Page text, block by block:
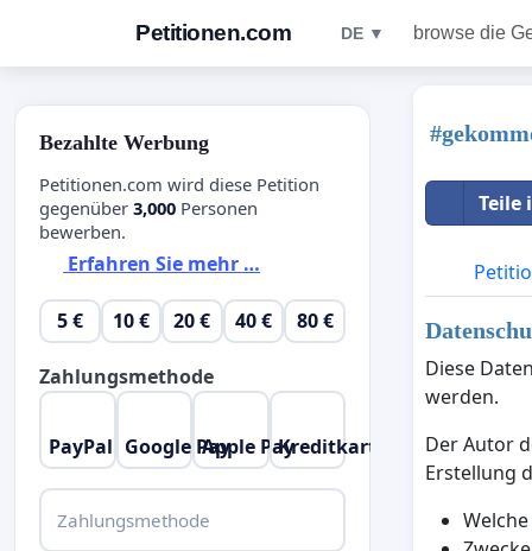
Petitionen.com DE ▼ browse die
Teile
Diese
werden.
Der Autor
Erstellung
Bezahlte Werbung
Petitionen.com wird diese Petition
gegenüber 3,000 Personen
bewerben.
Erfahren Sie mehr …
5 € 10 € 20 € 40 € 80 €
Zahlungsmethode
PayPal Google PayApple PayKreditkarte
Zahlungsmethode